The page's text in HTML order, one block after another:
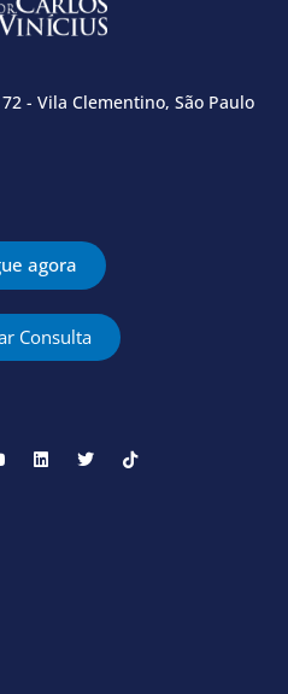
72 - Vila Clementino, São Paulo
agora
Consulta
e t o
k